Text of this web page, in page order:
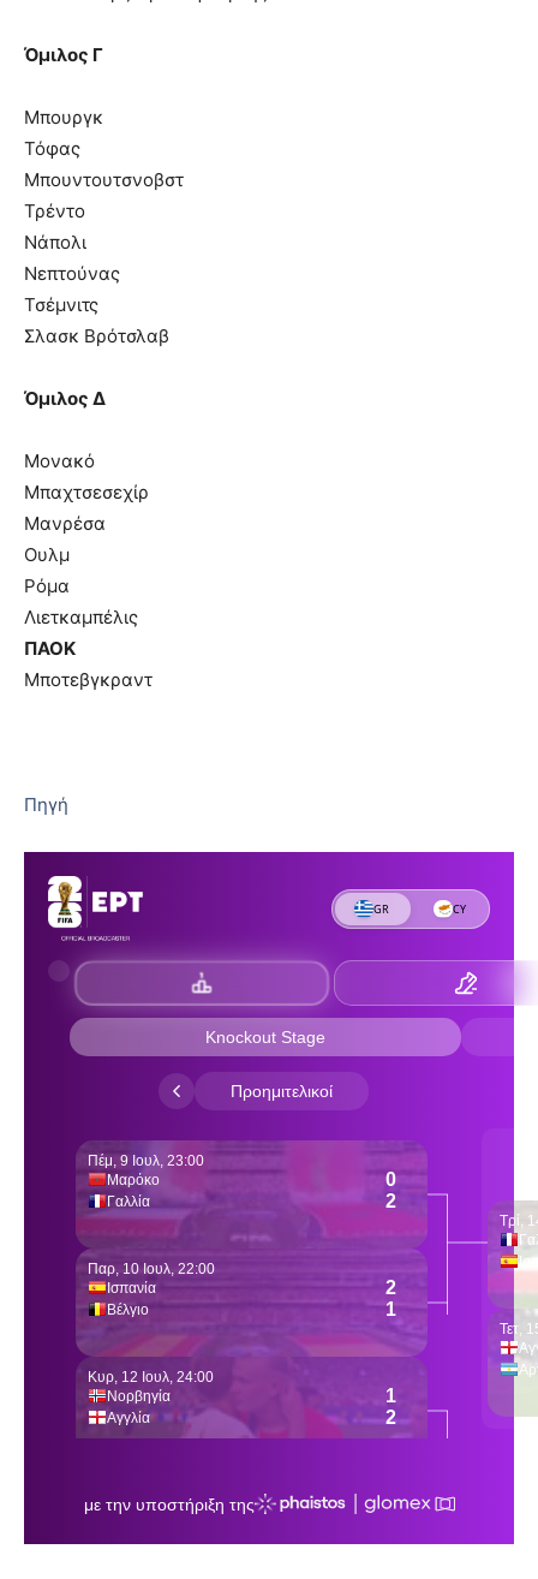
Όμιλος Γ
Μπουργκ
Τόφας
Μπουντουτσνοβστ
Τρέντο
Νάπολι
Νεπτούνας
Τσέμνιτς
Σλασκ Βρότσλαβ
Όμιλος Δ
Μονακό
Μπαχτσεσεχίρ
Μανρέσα
Ουλμ
Ρόμα
Λιετκαμπέλις
ΠΑΟΚ
Μποτεβγκραντ
Πηγή